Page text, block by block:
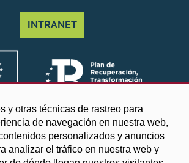
y otras técnicas de rastreo para
de navegación en nuestra web,
personalizados y anuncios
analizar el tráfico en nuestra web y
INTRANET